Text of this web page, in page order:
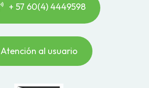
+ 57 60(4) 4449598
Atención al usuario